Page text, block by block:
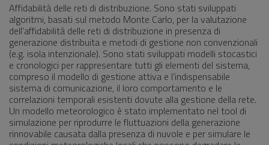
Affidabilità delle reti di distribuzione. Sono stati sviluppati
algoritmi, basati sul metodo Monte Carlo, per la valutazione
dell’affidabilità delle reti di distribuzione in presenza di
generazione distribuita e metodi di gestione non convenzionali
(e.g. isola intenzionale). Sono stati sviluppati modelli stocastici
e cronologici per rappresentare tutti gli elementi del sistema,
compreso il modello di gestione attiva e l’indispensabile
sistema di comunicazione, il loro comportamento e le
correlazioni temporali esistenti dovute alla gestione della rete.
Un modello meteorologico è stato implementato nel tool di
simulazione per riprodurre le fluttuazioni della generazione
rinnovabile causata dalla presenza di nuvole e per simulare le